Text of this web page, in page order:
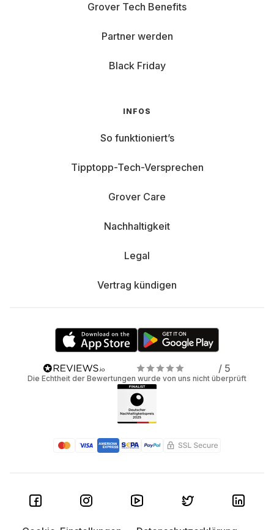
Grover Tech Benefits
Partner werden
Black Friday
INFOS
So funktioniert’s
Tipptopp-Tech-Versprechen
Grover Care
Nachhaltigkeit
Legal
Vertrag kündigen
/ 5
Die Echtheit der Bewertungen wurde von uns nicht überprüft